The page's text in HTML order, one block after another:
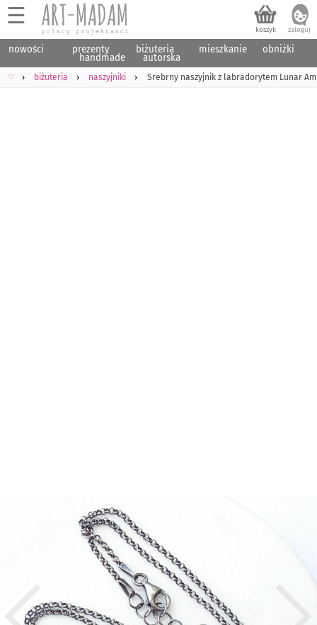
☰
nowości prezenty
handmade
biżuteria
autorska
mieszkanie obniżki
♡ biżuteria naszyjniki Srebrny naszyjnik z labradorytem Lunar